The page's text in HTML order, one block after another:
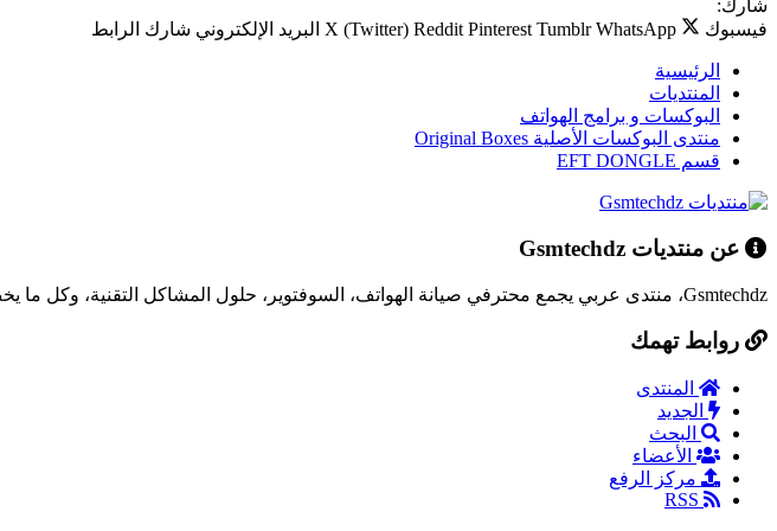
شارك:
فيسبوك
X (Twitter) Reddit Pinterest Tumblr WhatsApp البريد الإلكتروني شارك الرابط
الرئيسية
المنتديات
البوكسات و برامج الهواتف
منتدى البوكسات الأصلية Original Boxes
قسم EFT DONGLE
عن منتديات Gsmtechdz
Gsmtechdz، منتدى عربي يجمع محترفي صيانة الهواتف، السوفتوير، حلول المشاكل التقنية، وكل ما يخص عالم التقنية.
روابط تهمك
المنتدى
الجديد
البحث
الأعضاء
مركز الرفع